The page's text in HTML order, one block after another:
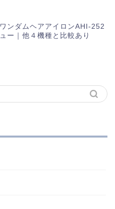
ンダムヘアアイロンAHI-252
ー｜他４機種と比較あり